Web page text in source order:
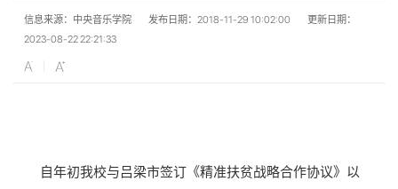
信息来源：中央音乐学院 发布日期：2018-11-29 10:02:00
更新日期：
2023-08-22 22:21:33
自年初我校与吕梁市签订《精准扶贫战略合作协议》以